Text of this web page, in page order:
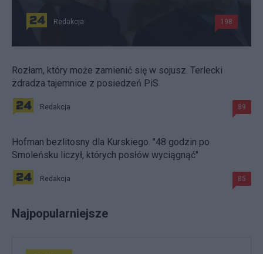
Redakcja 198
Rozłam, który może zamienić się w sojusz. Terlecki
zdradza tajemnice z posiedzeń PiS
Redakcja 89
Hofman bezlitosny dla Kurskiego. "48 godzin po
Smoleńsku liczył, których posłów wyciągnąć"
Redakcja 85
Najpopularniejsze